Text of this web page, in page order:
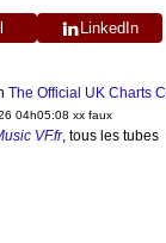
LinkedIn
The Official UK Charts
04h05:08 xx faux
VF.fr, tous les tubes